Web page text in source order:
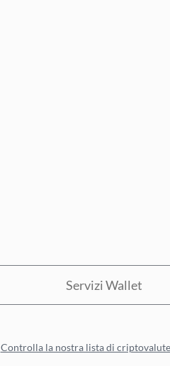
Servizi Wallet
Controlla la nostra lista di